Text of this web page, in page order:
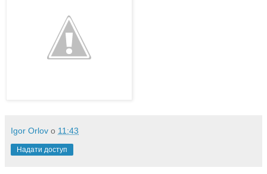
Igor Orlov о 11:43
Надати доступ